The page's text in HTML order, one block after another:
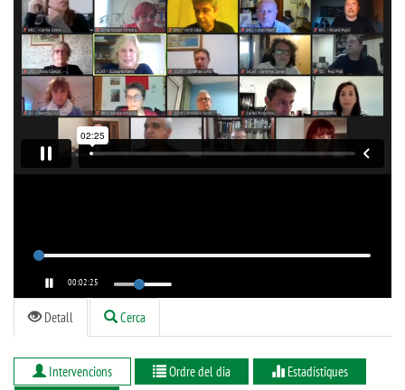
00:02:25
Detall Cerca
Intervencions Ordre del dia
Estadístiques